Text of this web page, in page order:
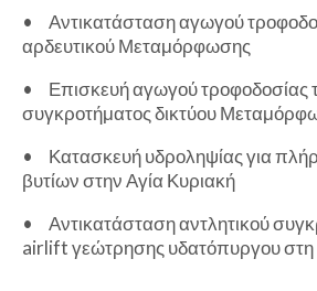
•
Αντικατάσταση αγωγού
αρδευτικού Μεταμόρφωσης
•
Επισκευή αγωγού τροφοδοσίας
συγκροτήματος δικτύου
•
Κατασκευή υδροληψίας για
βυτίων στην Αγία Κυριακή
•
Αντικατάσταση αντλητικού
airlift γεώτρησης υδατόπυργου στη